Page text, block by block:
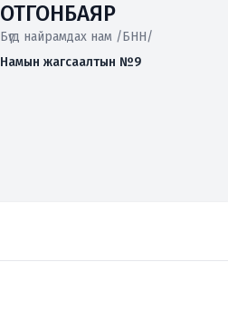
ОТГОНБАЯР
Бүгд найрамдах нам /БНН/
Намын жагсаалтын №9